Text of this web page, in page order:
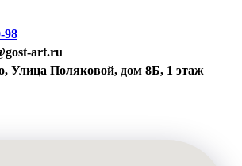
98
art.ru
Улица Поляковой, дом 8Б, 1 этаж